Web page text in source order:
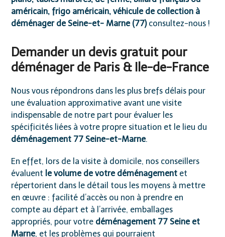
américain, frigo américain, véhicule de collection à
déménager de Seine-et- Marne (77)consultez-nous !
Demander un devis gratuit pour
déménager de Paris & Ile-de-France
Nous vous répondrons dans les plus brefs délais pour
une évaluation approximative avant une visite
indispensable de notre part pour évaluer les
spécificités liées à votre propre situation et le lieu du
déménagement 77 Seine-et-Marne.
En effet, lors de la visite à domicile, nos conseillers
évaluent le volume de votre déménagement et
répertorient dans le détail tous les moyens à mettre
en œuvre : facilité d’accès ou non à prendre en
compte au départ et à l’arrivée, emballages
appropriés, pour votre déménagement 77 Seine et
Marne, et les problèmes qui pourraient